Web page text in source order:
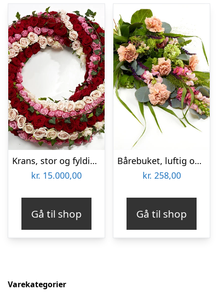
Krans, stor og fyldig – Blomster til begravelse
kr. 15.000,00
Gå til shop
Bårebuket, luftig og farverig – Blomster til begravelse
kr. 258,00
Gå til shop
Varekategorier